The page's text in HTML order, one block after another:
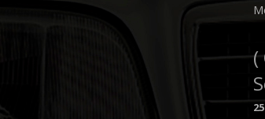
(